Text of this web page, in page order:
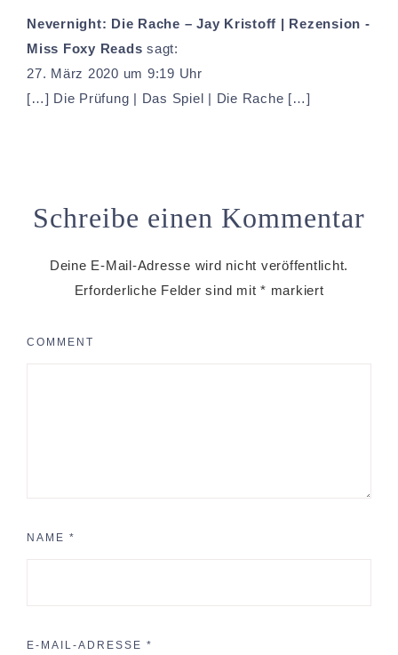
Nevernight: Die Rache – Jay Kristoff | Rezension -
Miss Foxy Reads sagt:
27. März 2020 um 9:19 Uhr
[…] Die Prüfung | Das Spiel | Die Rache […]
Schreibe einen Kommentar
Deine E-Mail-Adresse wird nicht veröffentlicht.
Erforderliche Felder sind mit * markiert
COMMENT
NAME *
E-MAIL-ADRESSE *